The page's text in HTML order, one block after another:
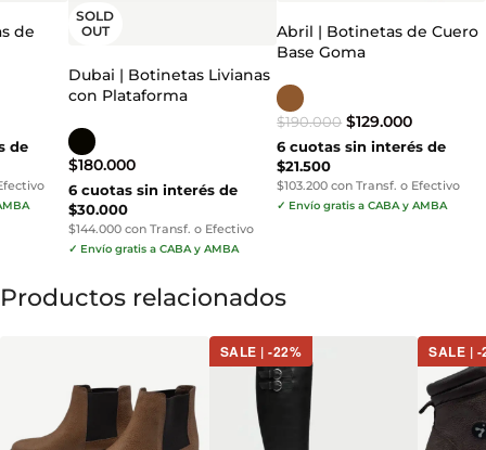
de
de
SOLD
OUT
Dubai | Botinetas Livianas
con Plataforma
$180.000
6 cuotas sin interés de
$30.000
$144.000 con Transf. o Efectivo
✓ Envío gratis a CABA y AMBA
Abril | Botinetas de Cuero
Base Goma
$190.000 $129.000
6 cuotas sin interés de
$21.500
$103.200 con Transf. o Efectivo
✓ Envío gratis a CABA y AMBA
Productos relacionados
SALE | -22% SALE | -